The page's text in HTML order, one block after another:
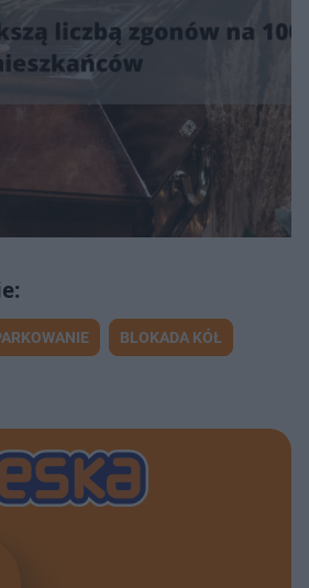
BLOKADA KÓŁ